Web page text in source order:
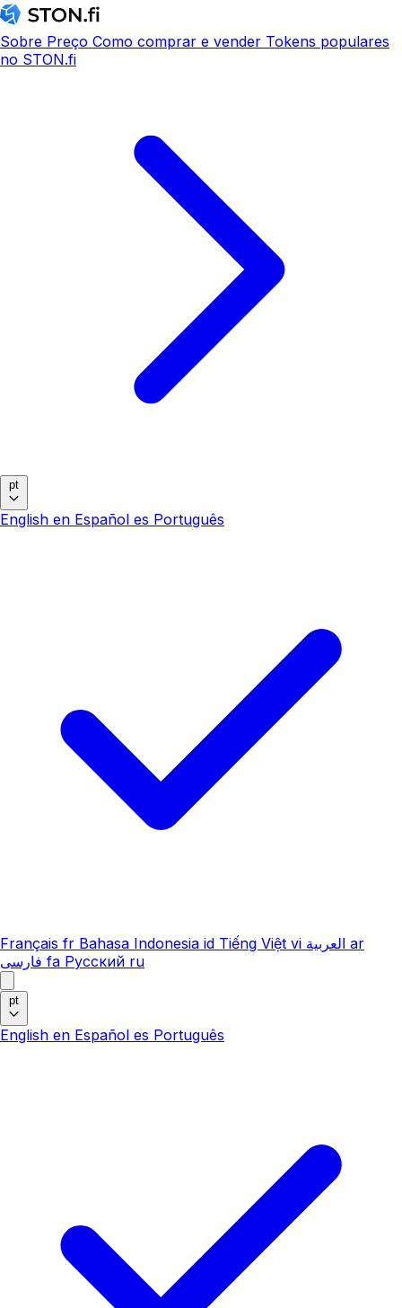
Sobre Preço Como comprar e vender Tokens populares
no STON.fi
pt
English en Español es Português
Français fr Bahasa Indonesia id Tiếng Việt vi العربية ar
فارسی fa Русский ru
pt
English en Español es Português